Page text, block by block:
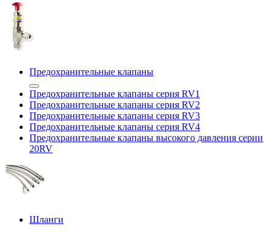
Предохранительные клапаны
Предохранительные клапаны серия RV1
Предохранительные клапаны серия RV2
Предохранительные клапаны серия RV3
Предохранительные клапаны серия RV4
Предохранительные клапаны высокого давления серии
20RV
Шланги